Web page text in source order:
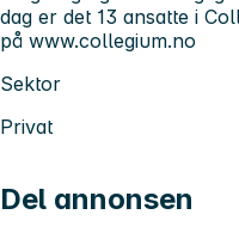
dag er det 13 ansatte i
på www.collegium.no
Sektor
Privat
Del annonsen